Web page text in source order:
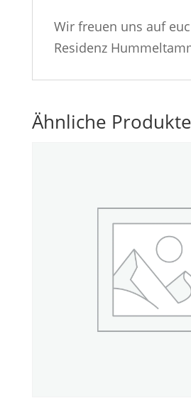
Wir freuen uns auf
Residenz
Ähnliche Produkte